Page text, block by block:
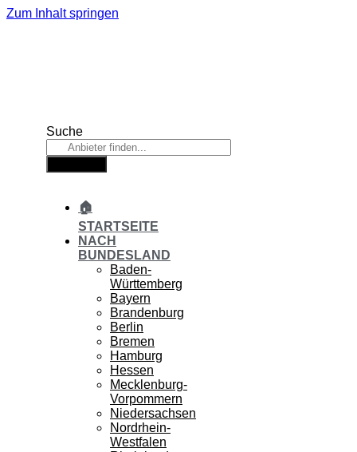
Zum Inhalt springen
Suche
🏠
STARTSEITE
NACH
BUNDESLAND
Baden-
Württemberg
Bayern
Brandenburg
Berlin
Bremen
Hamburg
Hessen
Mecklenburg-
Vorpommern
Niedersachsen
Nordrhein-
Westfalen